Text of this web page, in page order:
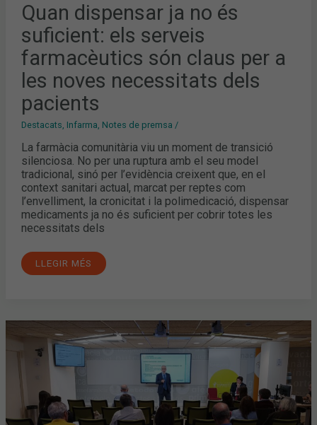
Quan dispensar ja no és
suficient: els serveis
farmacèutics són claus per a
les noves necessitats dels
pacients
Destacats Infarma Notes de premsa /
La farmàcia comunitària viu un moment de transició
silenciosa. No per una ruptura amb el seu model
tradicional, sinó per l’evidència creixent que, en el
context sanitari actual, marcat per reptes com
l’envelliment, la cronicitat i la polimedicació, dispensar
medicaments ja no és suficient per cobrir totes les
necessitats dels
LLEGIR MÉS
HERÈNCIES,
DONACIONS
COMPRAVENDA
D’OFICINA
EN
UNA
NOVA
SESSIÓ